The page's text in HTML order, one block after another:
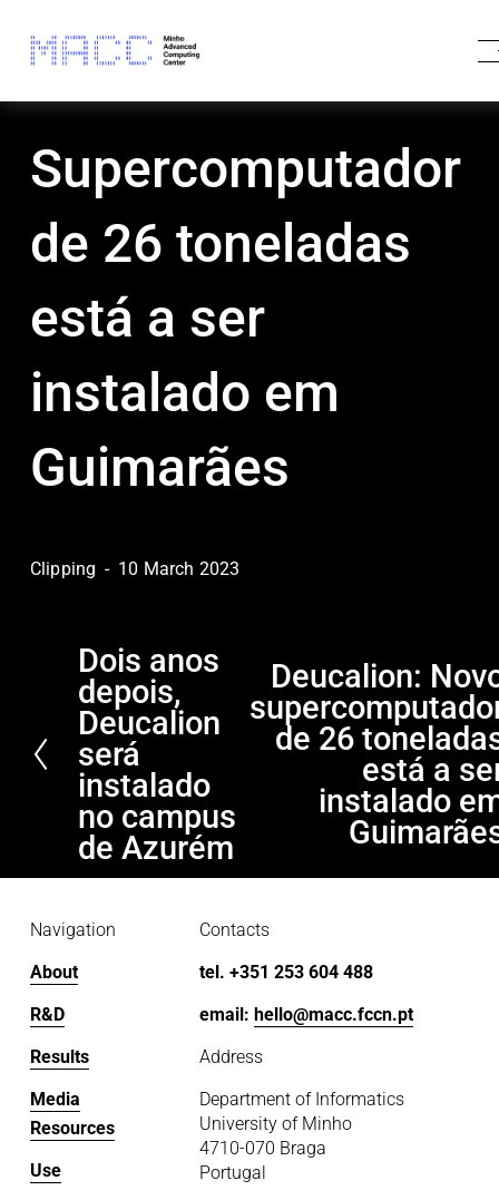
Supercomputador
de 26 toneladas
está a ser
instalado em
Guimarães
Clipping 10 March 2023
P
r
e
v
i
o
u
s
Dois anos
depois,
Deucalion
será
instalado
no campus
de Azurém
e
Deucalion:
de 26
está a
instalado
Contacts
tel. +351 253 604 488
email: hello@macc.fccn.pt
Address
Department of Informatics
University of Minho
4710-070 Braga
Portugal
Navigation
About
R&D
Results
Media
Resources
Use